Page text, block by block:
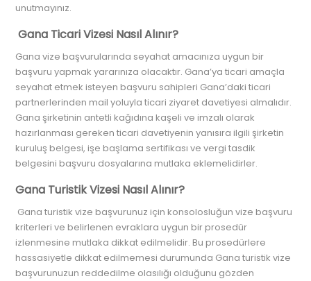
unutmayınız.
Gana Ticari Vizesi Nasıl Alınır?
Gana vize başvurularında seyahat amacınıza uygun bir
başvuru yapmak yararınıza olacaktır. Gana’ya ticari amaçla
seyahat etmek isteyen başvuru sahipleri Gana’daki ticari
partnerlerinden mail yoluyla ticari ziyaret davetiyesi almalıdır.
Gana şirketinin antetli kağıdına kaşeli ve imzalı olarak
hazırlanması gereken ticari davetiyenin yanısıra ilgili şirketin
kuruluş belgesi, işe başlama sertifikası ve vergi tasdik
belgesini başvuru dosyalarına mutlaka eklemelidirler.
Gana Turistik Vizesi Nasıl Alınır?
Gana turistik vize başvurunuz için konsolosluğun vize başvuru
kriterleri ve belirlenen evraklara uygun bir prosedür
izlenmesine mutlaka dikkat edilmelidir. Bu prosedürlere
hassasiyetle dikkat edilmemesi durumunda Gana turistik vize
başvurunuzun reddedilme olasılığı olduğunu gözden